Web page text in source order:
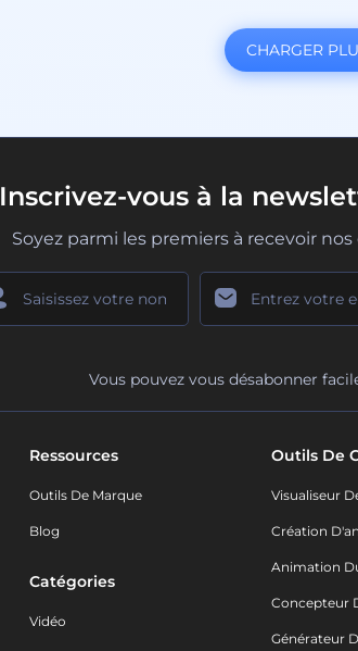
CHARGER
Inscrivez-vous à la
Soyez parmi les premiers à recevoir
Vous pouvez vous désabonner
Ressources
Outils De Marque
Blog
Catégories
Vidéo
Outils De
Visualiseur
Création
Animation
Concepteur
Générateur